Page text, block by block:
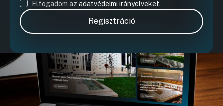
Elfogadom az adatvédelmi irányelveket.
Regisztráció